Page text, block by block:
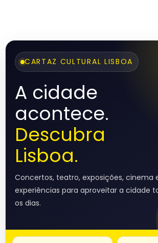
CARTAZ CULTURAL LISBOA
A cidade
acontece.
Descubra
Lisboa.
Concertos, teatro, exposições, cinema
experiências para aproveitar a cidade
os dias.